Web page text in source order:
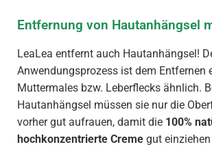
Entfernung von Hautanhängsel
LeaLea entfernt auch Hautanhängsel!
Anwendungsprozess ist dem Entfernen
Muttermales bzw. Leberflecks ähnlich.
Hautanhängsel müssen sie nur die
vorher gut aufrauen, damit die 100%
hochkonzentrierte Creme gut